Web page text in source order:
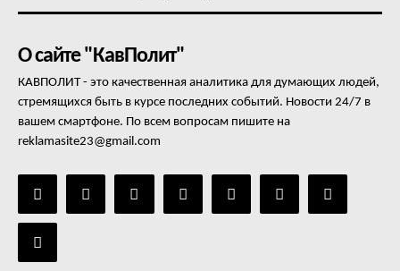
О сайте "КавПолит"
КАВПОЛИТ - это качественная аналитика для думающих людей,
стремящихся быть в курсе последних событий. Новости 24/7 в
вашем смартфоне. По всем вопросам пишите на
reklamasite23@gmail.com